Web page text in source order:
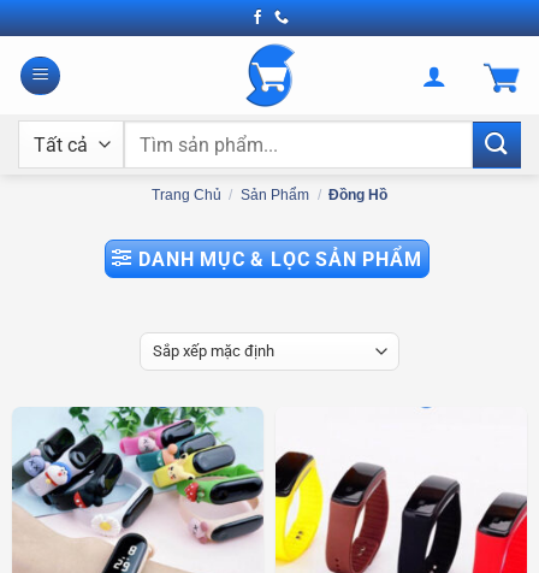
Bỏ
qua
nội
Tìm
Trang Chủ / Sản Phẩm / Đồng Hồ
DANH MỤC & LỌC SẢN PHẨM